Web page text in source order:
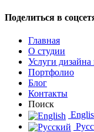
Поделиться в
Главная
О студии
Услуги дизайна
Портфолио
Блог
Контакты
Поиск